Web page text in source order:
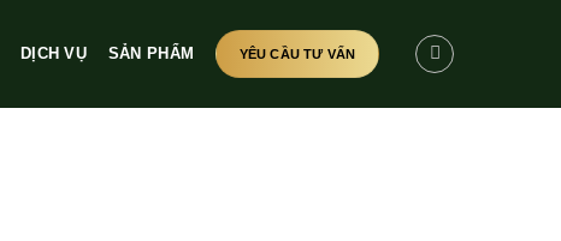
DỊCH VỤ SẢN PHẨM YÊU CẦU TƯ VẤN